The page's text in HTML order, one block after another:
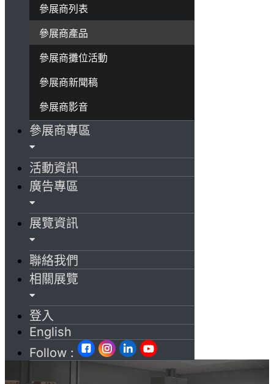
參展商列表
參展商產品
參展商攤位活動
參展商新聞稿
參展商影音
參展商專區
活動資訊
廣告專區
展覽資訊
聯絡我們
相關展覽
登入
English
Follow :